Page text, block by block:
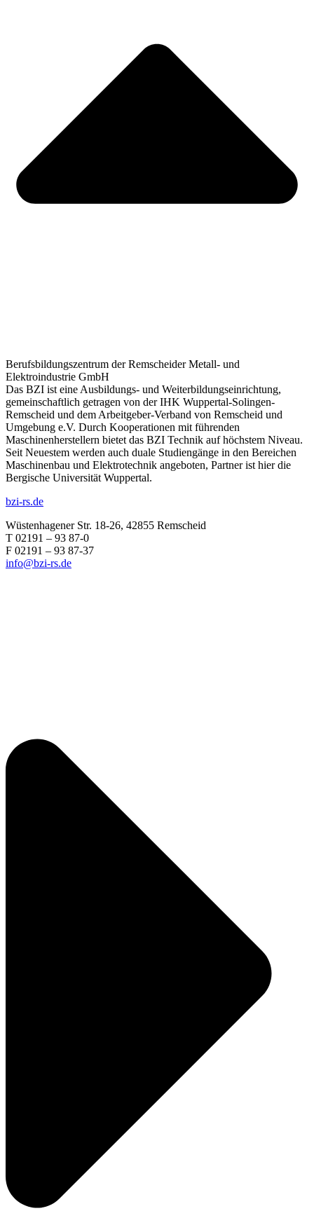
Berufsbildungszentrum der Remscheider Metall- und
Elektroindustrie GmbH
Das BZI ist eine Ausbildungs- und Weiterbildungseinrichtung,
gemeinschaftlich getragen von der IHK Wuppertal-Solingen-
Remscheid und dem Arbeitgeber-Verband von Remscheid und
Umgebung e.V. Durch Kooperationen mit führenden
Maschinenherstellern bietet das BZI Technik auf höchstem Niveau.
Seit Neuestem werden auch duale Studiengänge in den Bereichen
Maschinenbau und Elektrotechnik angeboten, Partner ist hier die
Bergische Universität Wuppertal.
bzi-rs.de
Wüstenhagener Str. 18-26, 42855 Remscheid
T 02191 – 93 87-0
F 02191 – 93 87-37
info@bzi-rs.de